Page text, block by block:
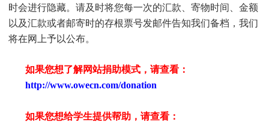
时会进行隐藏。请及时将您每一次的汇款、寄物时间、金额
以及汇款或者邮寄时的存根票号发邮件告知我们备档，我们
将在网上予以公布。
如果您想了解网站捐助模式，请查看：
http://www.owecn.com/donation
如果您想给学生提供帮助，请查看：